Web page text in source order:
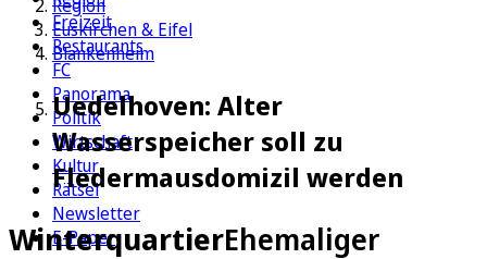
Freizeit
Restaurants
FC
Panorama
Politik
Wirtschaft
Kultur
Rätsel
Newsletter
E-Paper
Region
Euskirchen & Eifel
Blankenheim
Uedelhoven: Alter
Wasserspeicher soll zu
Fledermausdomizil werden
WinterquartierEhemaliger